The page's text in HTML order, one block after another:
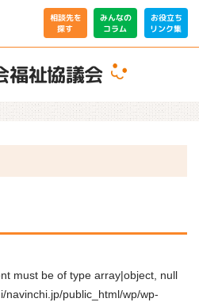
相談先を
探す
みんなの
コラム
お役立ち
リンク集
福祉協議会
must be of type array|object, null
navinchi.jp/public_html/wp/wp-